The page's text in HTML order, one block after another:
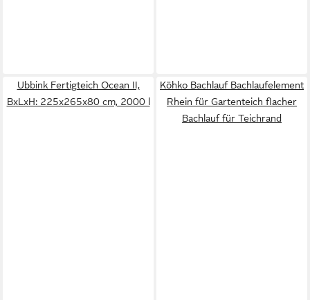
Ubbink Fertigteich Ocean II,
BxLxH: 225x265x80 cm, 2000 l
Köhko Bachlauf Bachlaufelement
Rhein für Gartenteich flacher
Bachlauf für Teichrand